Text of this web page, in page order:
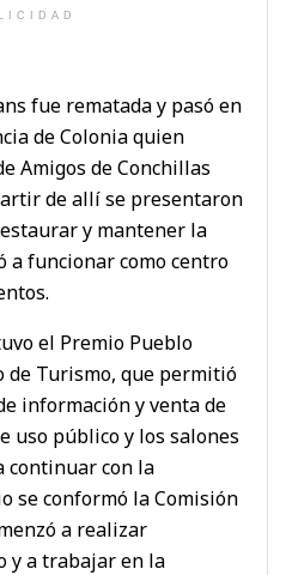
fue rematada y pasó en
de Colonia quien
Amigos de Conchillas
de allí se presentaron
y mantener la
a funcionar como centro
el Premio Pueblo
Turismo, que permitió
información y venta de
uso público y los salones
continuar con la
se conformó la Comisión
a realizar
y a trabajar en la